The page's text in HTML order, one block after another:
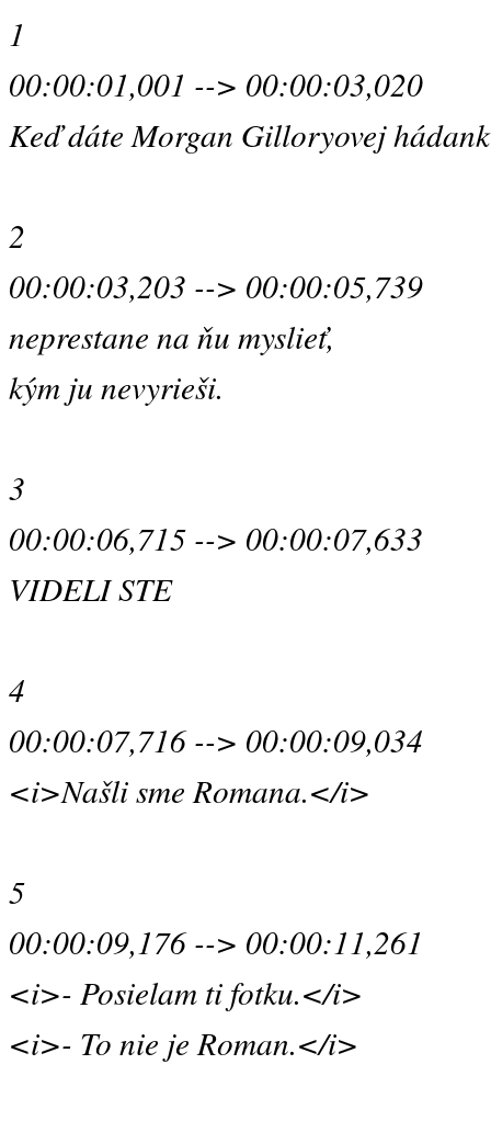
1
00:00:01,001 --> 00:00:03,020
Keď dáte Morgan Gilloryovej
2
00:00:03,203 --> 00:00:05,739
neprestane na ňu myslieť,
kým ju nevyrieši.
3
00:00:06,715 --> 00:00:07,633
VIDELI STE
4
00:00:07,716 --> 00:00:09,034
<i>Našli sme Romana.</i>
5
00:00:09,176 --> 00:00:11,261
<i>- Posielam ti fotku.</i>
<i>- To nie je Roman.</i>